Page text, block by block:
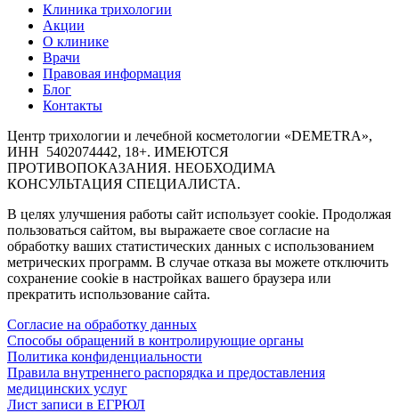
Клиника трихологии
Акции
О клинике
Врачи
Правовая информация
Блог
Контакты
Центр трихологии и лечебной косметологии «DEMETRA»,
ИНН 5402074442, 18+. ИМЕЮТСЯ
ПРОТИВОПОКАЗАНИЯ. НЕОБХОДИМА
КОНСУЛЬТАЦИЯ СПЕЦИАЛИСТА.
В целях улучшения работы сайт использует cookie. Продолжая
пользоваться сайтом, вы выражаете свое согласие на
обработку ваших статистических данных с использованием
метрических программ. В случае отказа вы можете отключить
сохранение cookie в настройках вашего браузера или
прекратить использование сайта.
Согласие на обработку данных
Cпособы обращений в контролирующие органы
Политика конфиденциальности
Правила внутреннего распорядка и предоставления
медицинских услуг
Лист записи в ЕГРЮЛ